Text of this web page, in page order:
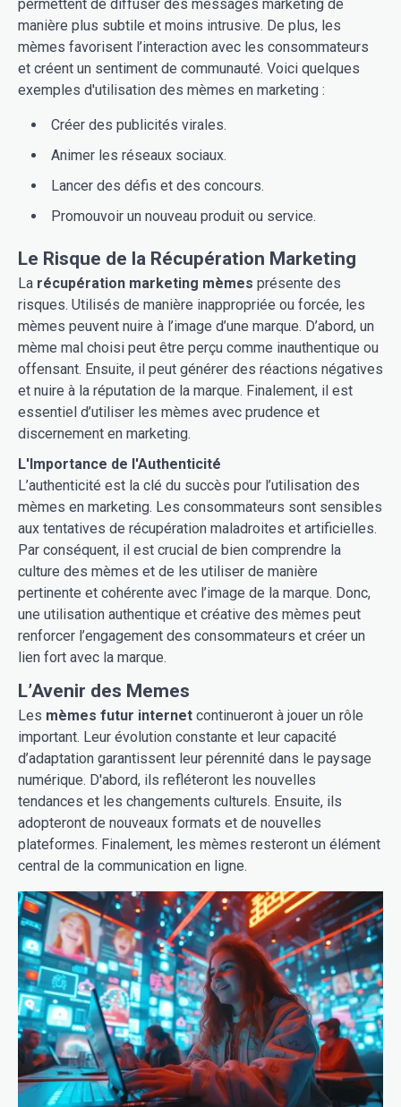
permettent de diffuser des messages marketing de
manière plus subtile et moins intrusive. De plus, les
mèmes favorisent l’interaction avec les consommateurs
et créent un sentiment de communauté. Voici quelques
exemples d'utilisation des mèmes en marketing :
Créer des publicités virales.
Animer les réseaux sociaux.
Lancer des défis et des concours.
Promouvoir un nouveau produit ou service.
Le Risque de la Récupération Marketing
La récupération marketing mèmes présente des
risques. Utilisés de manière inappropriée ou forcée, les
mèmes peuvent nuire à l’image d’une marque. D’abord, un
mème mal choisi peut être perçu comme inauthentique ou
offensant. Ensuite, il peut générer des réactions négatives
et nuire à la réputation de la marque. Finalement, il est
essentiel d’utiliser les mèmes avec prudence et
discernement en marketing.
L'Importance de l'Authenticité
L’authenticité est la clé du succès pour l’utilisation des
mèmes en marketing. Les consommateurs sont sensibles
aux tentatives de récupération maladroites et artificielles.
Par conséquent, il est crucial de bien comprendre la
culture des mèmes et de les utiliser de manière
pertinente et cohérente avec l’image de la marque. Donc,
une utilisation authentique et créative des mèmes peut
renforcer l’engagement des consommateurs et créer un
lien fort avec la marque.
L’Avenir des Memes
Les mèmes futur internet continueront à jouer un rôle
important. Leur évolution constante et leur capacité
d’adaptation garantissent leur pérennité dans le paysage
numérique. D'abord, ils refléteront les nouvelles
tendances et les changements culturels. Ensuite, ils
adopteront de nouveaux formats et de nouvelles
plateformes. Finalement, les mèmes resteront un élément
central de la communication en ligne.